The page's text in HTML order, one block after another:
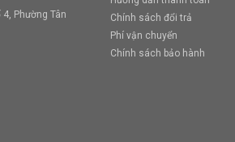
Phường Tân
Chính sách đổi trả
Phí vận chuyển
Chính sách bảo hành